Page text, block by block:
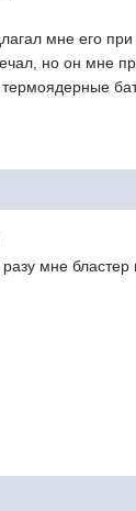
мне его
но он мне
термоядерные
мне